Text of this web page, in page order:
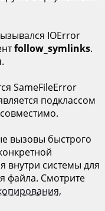
IOError
follow_symlinks.
SameFileError
подклассом
вызовы быстрого
внутри системы для
файла. Смотрите